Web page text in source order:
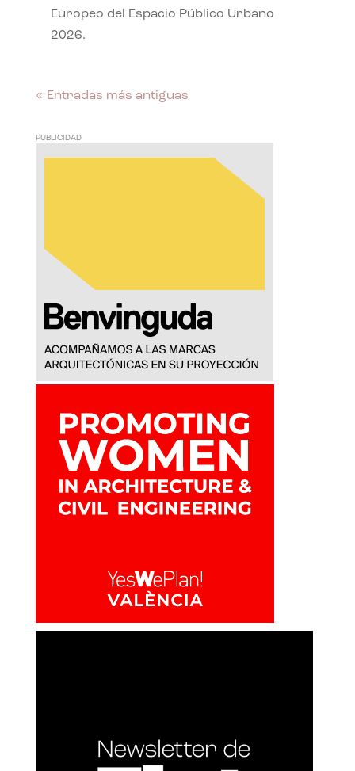
Europeo del Espacio Público Urbano
2026.
« Entradas más antiguas
PUBLICIDAD